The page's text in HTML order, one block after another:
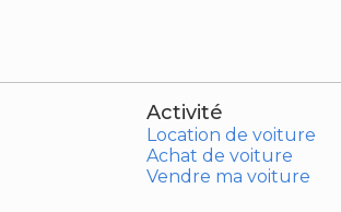
Activité
Location de voiture
Achat de voiture
Vendre ma voiture